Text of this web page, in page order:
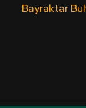
Bayraktar